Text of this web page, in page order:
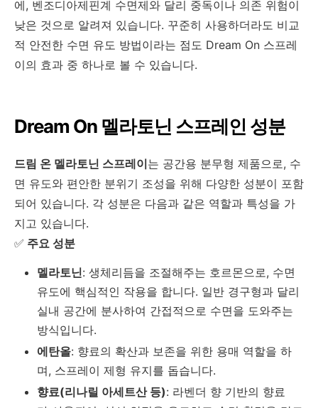
에, 벤조디아제핀계 수면제와 달리 중독이나 의존 위험이
낮은 것으로 알려져 있습니다. 꾸준히 사용하더라도 비교
적 안전한 수면 유도 방법이라는 점도 Dream On 스프레
이의 효과 중 하나로 볼 수 있습니다.
Dream On 멜라토닌 스프레인 성분
드림 온 멜라토닌 스프레이는 공간용 분무형 제품으로, 수
면 유도와 편안한 분위기 조성을 위해 다양한 성분이 포함
되어 있습니다. 각 성분은 다음과 같은 역할과 특성을 가
지고 있습니다.
✅ 주요 성분
멜라토닌: 생체리듬을 조절해주는 호르몬으로, 수면
유도에 핵심적인 작용을 합니다. 일반 경구형과 달리
실내 공간에 분사하여 간접적으로 수면을 도와주는
방식입니다.
에탄올: 향료의 확산과 보존을 위한 용매 역할을 하
며, 스프레이 제형 유지를 돕습니다.
향료(리나릴 아세트산 등): 라벤더 향 기반의 향료